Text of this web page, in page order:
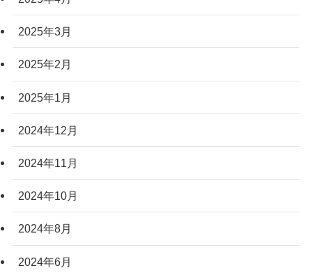
2025年3月
2025年2月
2025年1月
2024年12月
2024年11月
2024年10月
2024年8月
2024年6月